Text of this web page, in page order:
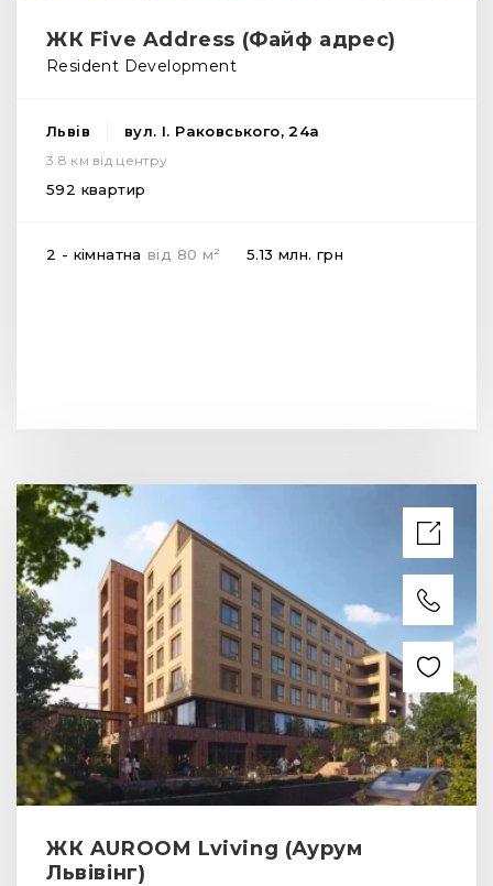
ЖК Five Address (Файф адрес)
Resident Development
Львів вул. І. Раковського, 24а
3.8 км від центру
592 квартир
2 - кімнатна від 80 м 2 5.13 млн. грн
ЖК AUROOM Lviving (Аурум
Львівінг)